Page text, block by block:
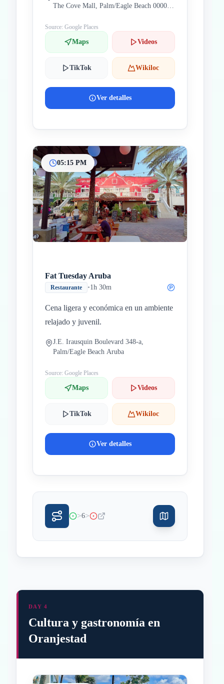
The Cove Mall, Palm/Eagle Beach 00000
Source: Google Places
Maps Videos
TikTok Wikiloc
Ver detalles
05:15 PM
Fat Tuesday Aruba
Restaurante •1h 30m
Cena ligera y económica en un ambiente
relajado y juvenil.
J.E. Irausquin Boulevard 348-a,
Palm/Eagle Beach Aruba
Source: Google Places
Maps Videos
TikTok Wikiloc
Ver detalles
>6>
DAY 4
Cultura y gastronomía en
Oranjestad